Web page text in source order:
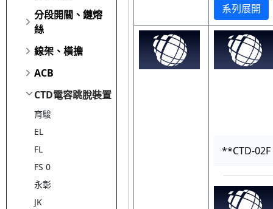
分段開關、鏈熔
絲
線架、橫擔
ACB
CTD電容跳脫裝置
育駿
EL
FL
FS 0
永彰
JK
系列展開
**CTD-